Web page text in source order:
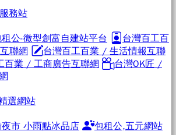
務站
公-微型創富自建站平台
台灣百工百
聯網
台灣百工百業 / 生活情報互聯
百業 / 工商廣告互聯網
台灣OK匠 /
選網站
市 小雨點冰品店
包租公,五元網站